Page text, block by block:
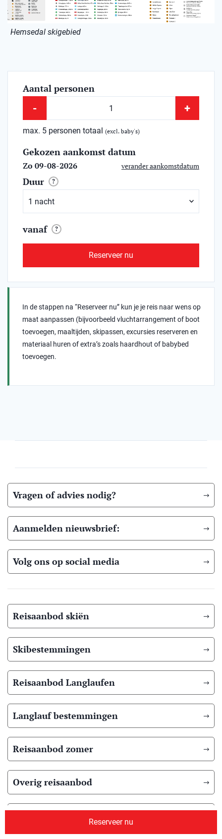
Hemsedal skigebied
Aantal personen
- +
max. 5 personen totaal (excl. baby's)
Gekozen aankomst datum
Zo 09-08-2026 verander aankomstdatum
Duur ?
vanaf ?
Reserveer nu
In de stappen na “Reserveer nu” kun je je reis naar wens op
maat aanpassen (bijvoorbeeld vluchtarrangement of boot
toevoegen, maaltijden, skipassen, excursies reserveren en
materiaal huren of extra’s zoals haardhout of babybed
toevoegen.
Reserveer nu
Vragen of advies nodig?
Aanmelden nieuwsbrief:
Volg ons op social media
Reisaanbod skiën
Skibestemmingen
Reisaanbod Langlaufen
Langlauf bestemmingen
Reisaanbod zomer
Overig reisaanbod